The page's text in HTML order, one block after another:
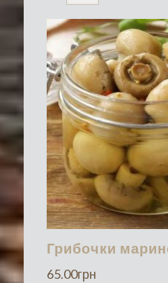
Грибочки
65.00грн